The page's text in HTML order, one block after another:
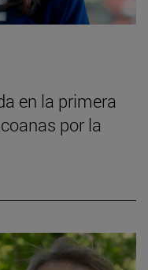
en la primera
por la